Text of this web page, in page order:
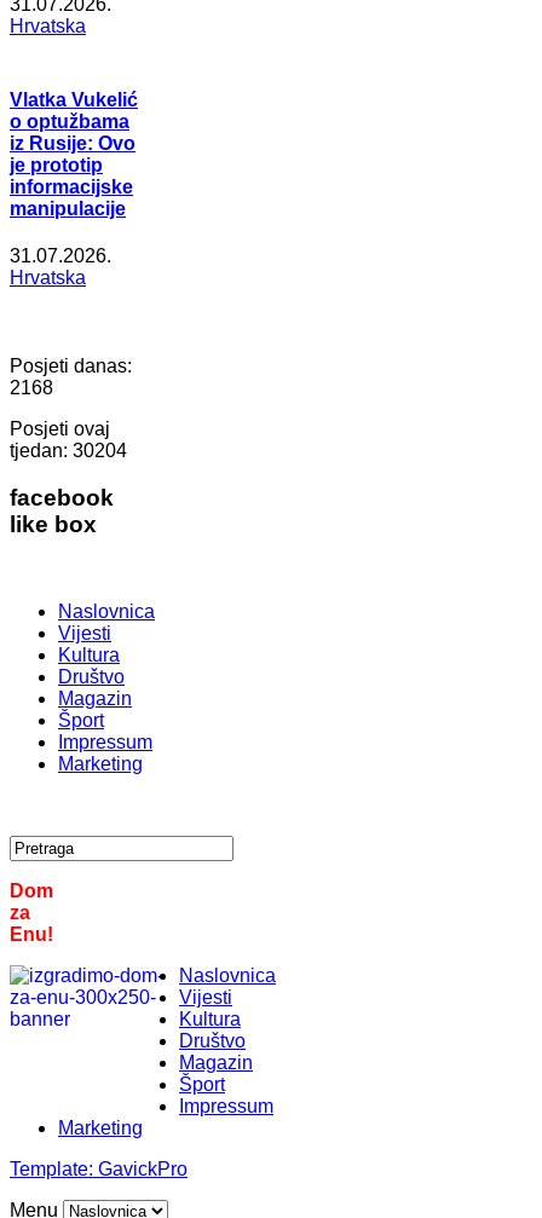
31.07.2026.
Hrvatska
Vlatka Vukelić
o optužbama
iz Rusije: Ovo
je prototip
informacijske
manipulacije
31.07.2026.
Hrvatska
Posjeti danas:
2168
Posjeti ovaj
tjedan: 30204
facebook
like box
Naslovnica
Vijesti
Kultura
Društvo
Magazin
Šport
Impressum
Marketing
Dom
za
Enu!
Naslovnica
Vijesti
Kultura
Društvo
Magazin
Šport
Impressum
Marketing
Template: GavickPro
Menu